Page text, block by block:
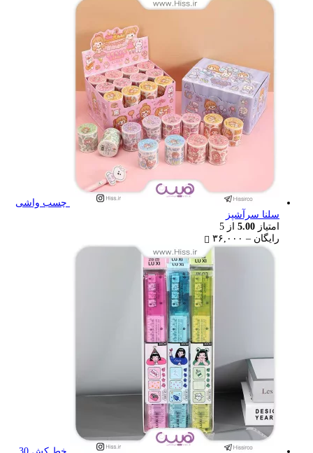
چسب واشی
سلنا سرآشپز
امتیاز 5.00 از 5
رایگان – ۳۶,۰۰۰
range:
رایگان
through
۳۶,۰۰۰ تومان